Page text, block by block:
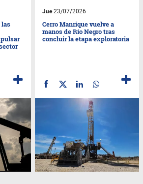
las
Jue23/07/2026
Cerro Manrique vuelve a
manos de Río Negro tras
concluir la etapa exploratoria